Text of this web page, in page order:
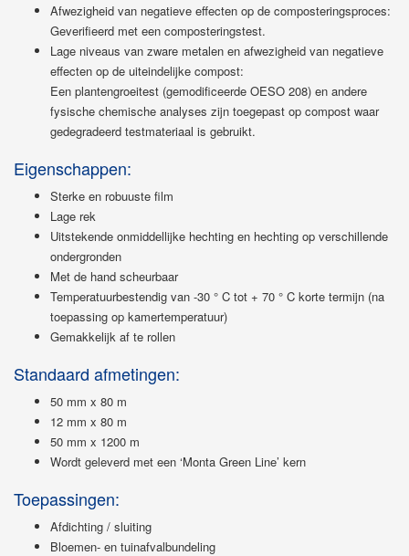
Afwezigheid van negatieve effecten op de composteringsproces:
Geverifieerd met een composteringstest.
Lage niveaus van zware metalen en afwezigheid van negatieve
effecten op de uiteindelijke compost:
Een plantengroeitest (gemodificeerde OESO 208) en andere
fysische chemische analyses zijn toegepast op compost waar
gedegradeerd testmateriaal is gebruikt.
Eigenschappen:
Sterke en robuuste film
Lage rek
Uitstekende onmiddellijke hechting en hechting op verschillende
ondergronden
Met de hand scheurbaar
Temperatuurbestendig van -30 ° C tot + 70 ° C korte termijn (na
toepassing op kamertemperatuur)
Gemakkelijk af te rollen
Standaard afmetingen:
50 mm x 80 m
12 mm x 80 m
50 mm x 1200 m
Wordt geleverd met een ‘Monta Green Line’ kern
Toepassingen:
Afdichting / sluiting
Bloemen- en tuinafvalbundeling